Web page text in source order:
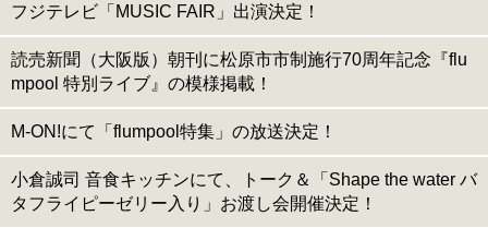
フジテレビ「MUSIC FAIR」出演決定！
読売新聞（大阪版）朝刊に松原市市制施行70周年記念『flu
mpool 特別ライブ』の模様掲載！
M-ON!にて「flumpool特集」の放送決定！
小倉誠司 音食キッチンにて、トーク＆「Shape the water バ
タフライピーゼリー入り」お渡し会開催決定！